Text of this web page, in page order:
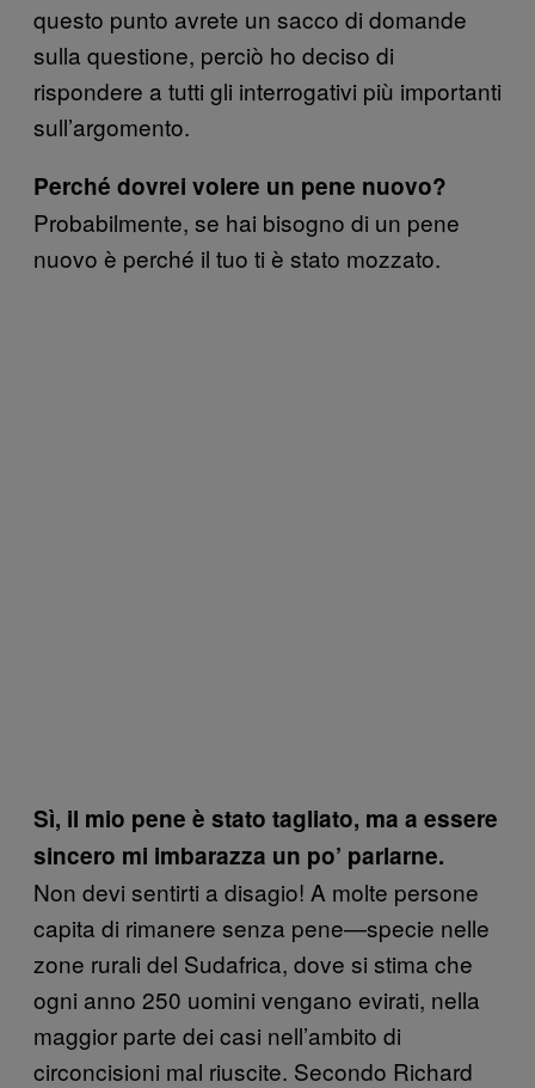
questo punto avrete un sacco di domande
sulla questione, perciò ho deciso di
rispondere a tutti gli interrogativi più importanti
sull’argomento.
Perché dovrei volere un pene nuovo?
Probabilmente, se hai bisogno di un pene
nuovo è perché il tuo ti è stato mozzato.
Sì, il mio pene è stato tagliato, ma a essere
sincero mi imbarazza un po’ parlarne.
Non devi sentirti a disagio! A molte persone
capita di rimanere senza pene—specie nelle
zone rurali del Sudafrica, dove si stima che
ogni anno 250 uomini vengano evirati, nella
maggior parte dei casi nell’ambito di
circoncisioni mal riuscite. Secondo Richard